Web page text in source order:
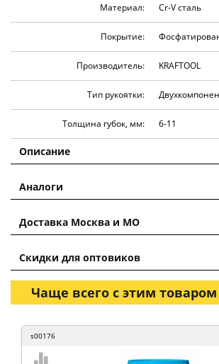
Материал: Cr-V сталь
Покрытие:
Производитель: KRAFTOOL
Тип рукоятки:
Толщина губок, мм: 6-11
Описание
Аналоги
Доставка Москва и МО
Скидки для оптовиков
Чаще всего с этим
s00176